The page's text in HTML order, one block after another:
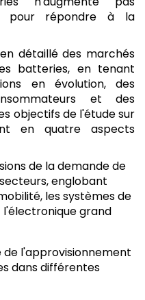
pour répondre à la
détaillé des marchés
batteries, en tenant
en évolution, des
et des
objectifs de l'étude sur
en quatre aspects
de la demande de
englobant
les systèmes de
grand
de l'approvisionnement
dans différentes